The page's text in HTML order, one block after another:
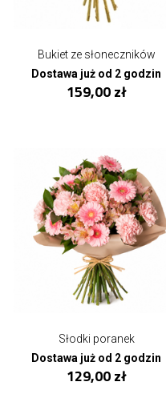
Bukiet ze słoneczników
Dostawa już od 2 godzin
159,00 zł
Słodki poranek
Dostawa już od 2 godzin
129,00 zł